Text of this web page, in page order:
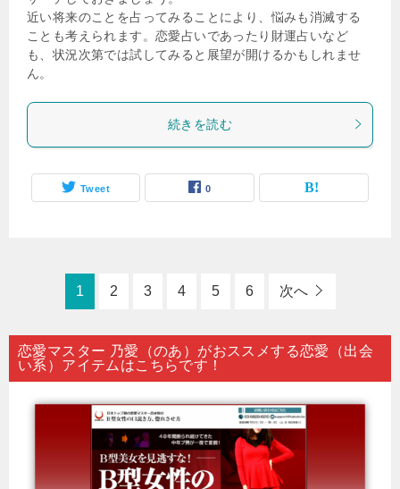
近い将来のことを占ってみることにより、悩みも消滅する
ことも考えられます。恋愛占いであったり財運占いなど
も、状況次第では試してみると展望が開けるかもしれませ
ん。
続きを読む
Tweet 0
1 2 3 4 5 6 次へ
恋愛マスター 乃愛（のあ）がおススメする恋愛（出会
い系）アイテムはこちらです！